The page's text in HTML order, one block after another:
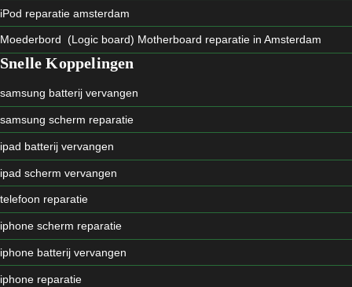
iPod reparatie amsterdam
Moederbord (Logic board) Motherboard reparatie in Amsterdam
Snelle Koppelingen
samsung batterij vervangen
samsung scherm reparatie
ipad batterij vervangen
ipad scherm vervangen
telefoon reparatie
iphone scherm reparatie
iphone batterij vervangen
iphone reparatie